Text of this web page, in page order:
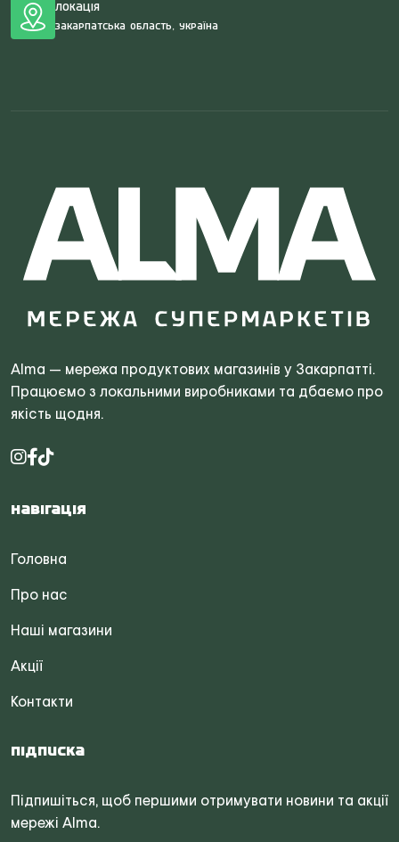
Локація
Закарпатська область, Україна
Alma — мережа продуктових магазинів у Закарпатті.
Працюємо з локальними виробниками та дбаємо про
якість щодня.
Навігація
Головна
Про нас
Наші магазини
Акції
Контакти
Підписка
Підпишіться, щоб першими отримувати новини та акції
мережі Alma.